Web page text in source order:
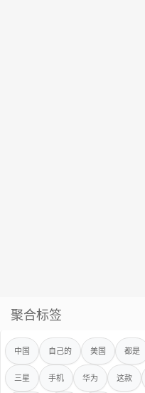
聚合标签
中国 自己的 美国 都是
三星 手机 华为 这款